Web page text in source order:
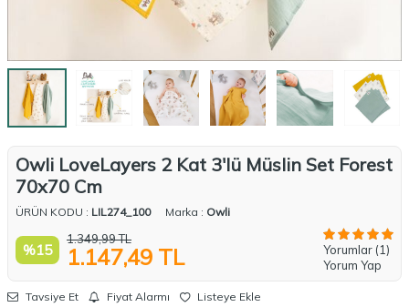
Owli LoveLayers 2 Kat 3'lü Müslin Set Forest
70x70 Cm
ÜRÜN KODU : LIL274_100 Marka : Owli
%15
1.349,99TL
1.147,49 TL
Yorumlar (1)
Yorum Yap
Tavsiye Et Fiyat Alarmı Listeye Ekle